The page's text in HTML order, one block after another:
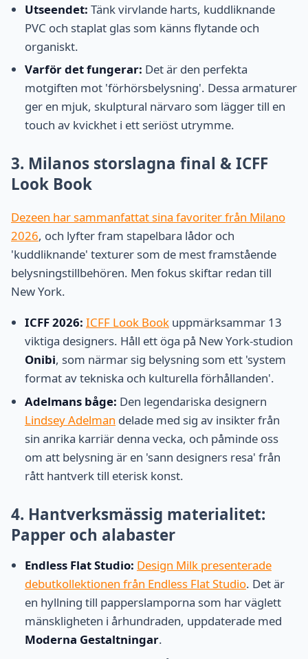
Utseendet: Tänk virvlande harts, kuddliknande
PVC och staplat glas som känns flytande och
organiskt.
Varför det fungerar: Det är den perfekta
motgiften mot 'förhörsbelysning'. Dessa armaturer
ger en mjuk, skulptural närvaro som lägger till en
touch av kvickhet i ett seriöst utrymme.
3. Milanos storslagna final & ICFF
Look Book
Dezeen har sammanfattat sina favoriter från Milano
2026, och lyfter fram stapelbara lådor och
'kuddliknande' texturer som de mest framstående
belysningstillbehören. Men fokus skiftar redan till
New York.
ICFF 2026: ICFF Look Book uppmärksammar 13
viktiga designers. Håll ett öga på New York-studion
Onibi, som närmar sig belysning som ett 'system
format av tekniska och kulturella förhållanden'.
Adelmans båge: Den legendariska designern
Lindsey Adelman delade med sig av insikter från
sin anrika karriär denna vecka, och påminde oss
om att belysning är en 'sann designers resa' från
rått hantverk till eterisk konst.
4. Hantverksmässig materialitet:
Papper och alabaster
Endless Flat Studio: Design Milk presenterade
debutkollektionen från Endless Flat Studio. Det är
en hyllning till papperslamporna som har väglett
mänskligheten i århundraden, uppdaterade med
Moderna Gestaltningar.